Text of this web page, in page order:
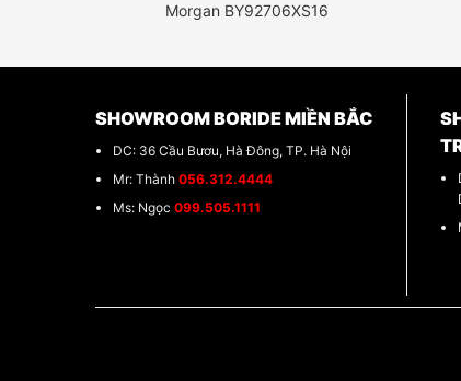
Morgan BY92706XS16
SHOWROOM BORIDE MIỀN BẮC
DC: 36 Cầu Bươu, Hà Đông, TP. Hà Nội
Mr: Thành 056.312.4444
Ms: Ngọc 099.505.1111